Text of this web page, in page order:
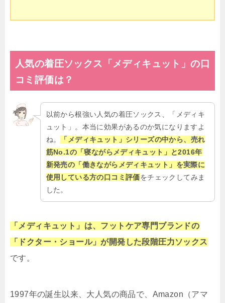
人気の着圧ソックス「メディキュット」の口
コミ評価は？
以前から根強い人気の着圧ソックス、「メディキ
ュット」。本当に効果があるのか気になりますよ
ね。
「メディキュット」シリーズの中から、売れ
筋No.1の「寝ながらメディキュット」と2016年
新発売の「働きながらメディキュット」を実際に
使用している方の口コミ評価をチェックしてみま
した。
「メディキュット」は、フットケア専門ブランドの
「ドクター・ショール」が開発した段階圧力ソックス
です。
1997年の誕生以来、大人気の商品で、Amazon（アマ